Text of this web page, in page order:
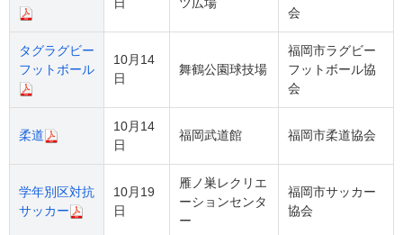
会
タグラグビー
フットボール
10月14
日
舞鶴公園球技場
福岡市ラグビー
フットボール協
会
柔道
10月14
日
福岡武道館 福岡市柔道協会
学年別区対抗
サッカー
10月19
日
雁ノ巣レクリエ
ーションセンタ
ー
福岡市サッカー
協会